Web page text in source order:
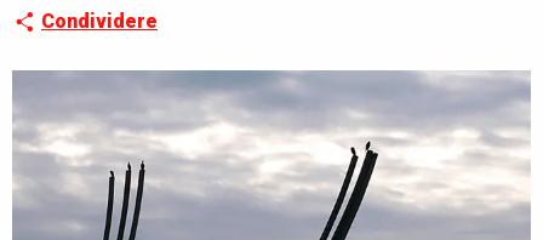
Condividere